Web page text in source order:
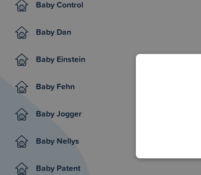
Baby Control
Baby Dan
Baby Einstein
Baby Fehn
Baby Jogger
Baby Nellys
Baby Patent